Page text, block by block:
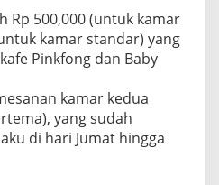
Rp 500,000 (untuk kamar
kamar standar) yang
Pinkfong dan Baby
kamar kedua
yang sudah
di hari Jumat hingga